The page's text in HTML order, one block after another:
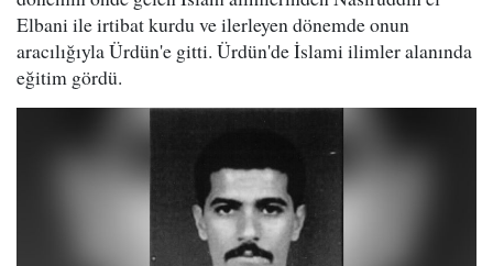
Elbani ile irtibat kurdu ve ilerleyen dönemde onun
aracılığıyla Ürdün'e gitti. Ürdün'de İslami ilimler alanında
eğitim gördü.